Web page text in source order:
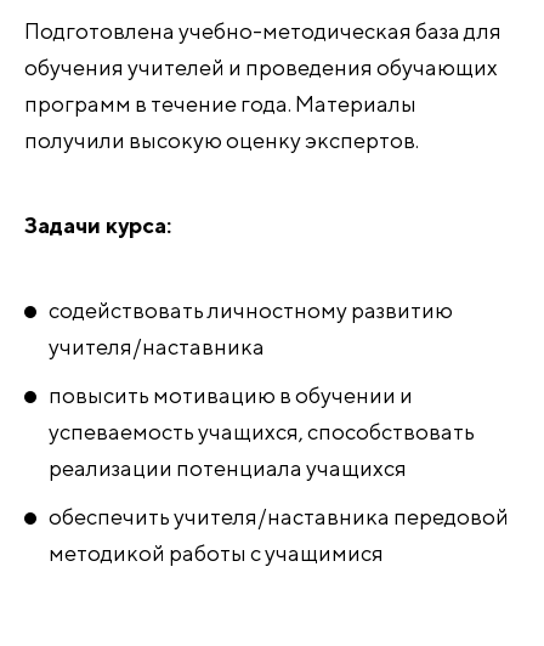
Подготовлена учебно-методическая база для
обучения учителей и проведения обучающих
программ в течение года. Материалы
получили высокую оценку экспертов.
Задачи курса:
содействовать личностному развитию
учителя/наставника
повысить мотивацию в обучении и
успеваемость учащихся, способствовать
реализации потенциала учащихся
обеспечить учителя/наставника передовой
методикой работы с учащимися